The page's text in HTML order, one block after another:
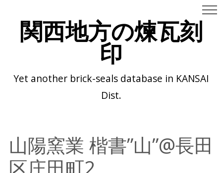
関西地方の煉瓦刻
印
Yet another brick-seals database in KANSAI
Dist.
山陽窯業 楷書”山”@長田
区庄田町2